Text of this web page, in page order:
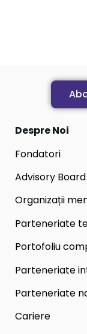
Despre Noi
Fondatori
Advisory Board
Organizații
Parteneriate
Portofoliu
Parteneriate
Parteneriate
Cariere